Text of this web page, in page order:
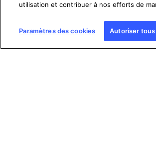
Copyright © AFP 2017-2026. Droits de
utilisation et contribuer à nos efforts de
Paramètres des cookies Autoriser